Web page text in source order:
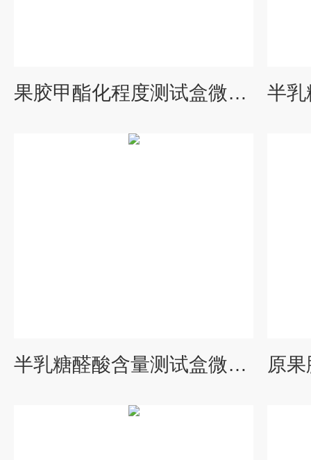
果胶甲酯化程度测试盒微量法
半乳糖醛酸含量测试盒微量法